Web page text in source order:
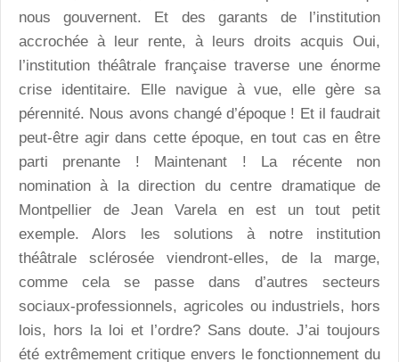
nous gouvernent. Et des garants de l’institution
accrochée à leur rente, à leurs droits acquis Oui,
l’institution théâtrale française traverse une énorme
crise identitaire. Elle navigue à vue, elle gère sa
pérennité. Nous avons changé d’époque ! Et il faudrait
peut-être agir dans cette époque, en tout cas en être
parti prenante ! Maintenant ! La récente non
nomination à la direction du centre dramatique de
Montpellier de Jean Varela en est un tout petit
exemple. Alors les solutions à notre institution
théâtrale sclérosée viendront-elles, de la marge,
comme cela se passe dans d’autres secteurs
sociaux-professionnels, agricoles ou industriels, hors
lois, hors la loi et l’ordre? Sans doute. J’ai toujours
été extrêmement critique envers le fonctionnement du